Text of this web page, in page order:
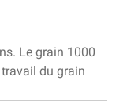
Le grain 1000
du grain